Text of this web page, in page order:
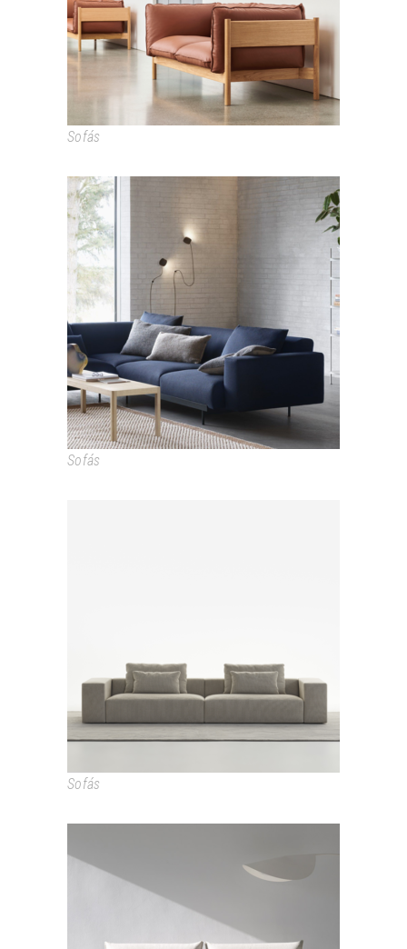
Sofás
IN SITU
Sofás
Sofás